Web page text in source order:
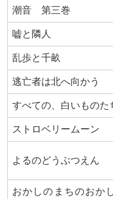
潮音 第三巻
嘘と隣人
乱歩と千畝
逃亡者は北へ向かう
すべての、白いものた
ストロベリームーン
よるのどうぶつえん
おかしのまちのおか